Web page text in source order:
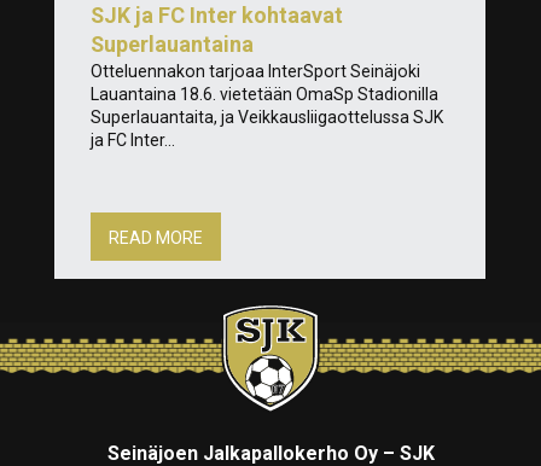
SJK ja FC Inter kohtaavat
Superlauantaina
Otteluennakon tarjoaa InterSport Seinäjoki
Lauantaina 18.6. vietetään OmaSp Stadionilla
Superlauantaita, ja Veikkausliigaottelussa SJK
ja FC Inter...
READ MORE
Seinäjoen Jalkapallokerho Oy – SJK